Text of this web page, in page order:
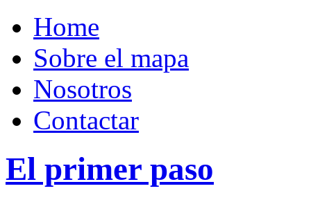
Home
Sobre el mapa
Nosotros
Contactar
El primer paso